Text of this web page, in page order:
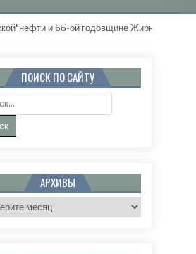
и 65-ой годовщине
В ВОЛГОГРАДСКОЙ ОБЛАСТИ
ПОИСК ПО САЙТУ
АРХИВЫ